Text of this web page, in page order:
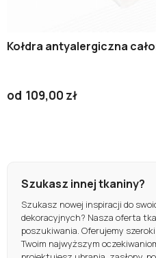
Kołdra antyalergiczna
od 109,00 zł
Szukasz innej tkaniny?
Szukasz nowej inspiracji do
dekoracyjnych? Nasza oferta
poszukiwania. Oferujemy
Twoim najwyższym